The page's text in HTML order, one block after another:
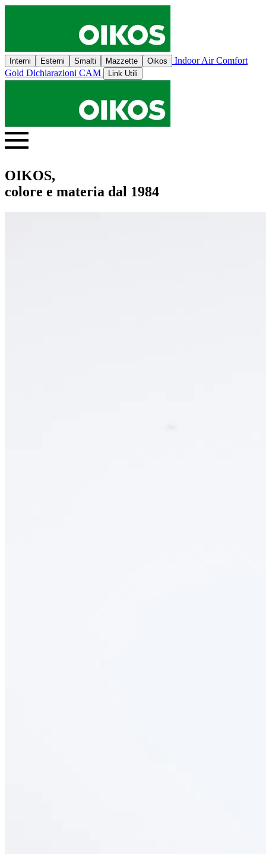
Interni Esterni Smalti Mazzette Oikos
Indoor Air Comfort
Gold Dichiarazioni CAM Link Utili
OIKOS,
colore e materia dal 1984